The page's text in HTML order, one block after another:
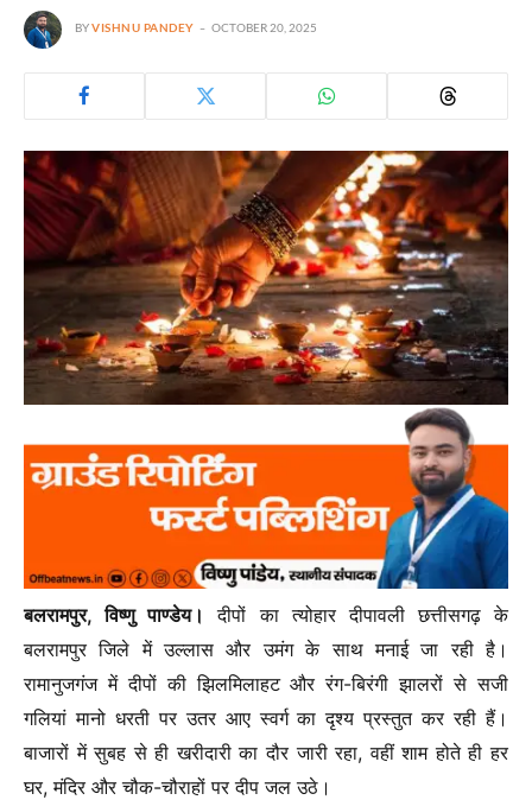
BYVISHNU PANDEY OCTOBER 20, 2025
बलरामपुर, विष्णु पाण्डेय।
दीपों का त्योहार दीपावली छत्तीसगढ़ के
बलरामपुर जिले में उल्लास और उमंग के साथ मनाई जा रही है।
रामानुजगंज में दीपों की झिलमिलाहट और रंग-बिरंगी झालरों से सजी
गलियां मानो धरती पर उतर आए स्वर्ग का दृश्य प्रस्तुत कर रही हैं।
बाजारों में सुबह से ही खरीदारी का दौर जारी रहा, वहीं शाम होते ही हर
घर, मंदिर और चौक-चौराहों पर दीप जल उठे।